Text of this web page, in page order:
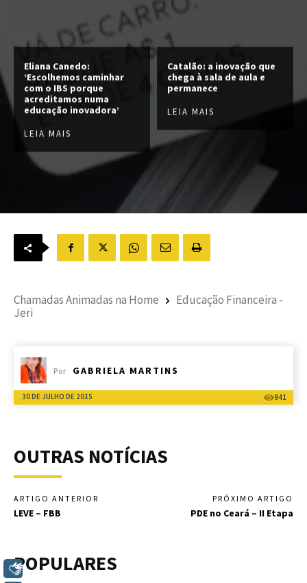
Eliana Canedo:
‘Escolhemos caminhar
com o IBS porque
acreditamos numa
educação inovadora’
LEIA MAIS
Catalão: a inovação que
chega à sala de aula e
permanece
LEIA MAIS
Chamadas Animadas na Home
Educação Financeira -
Jeri
Por GABRIELA MARTINS
30 DE JULHO DE 2015 941
OUTRAS NOTÍCIAS
ARTIGO ANTERIOR
LEVE – FBB
PRÓXIMO ARTIGO
PDE no Ceará – II Etapa
POPULARES
Libras